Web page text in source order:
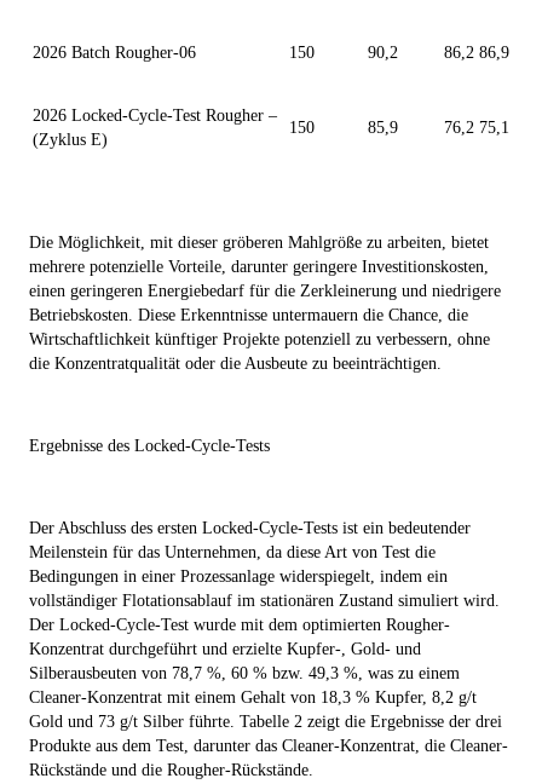
2026 Batch Rougher-06 150 90,2 86,2 86,9
2026 Locked-Cycle-Test Rougher –
(Zyklus E)
150 85,9 76,2 75,1
Die Möglichkeit, mit dieser gröberen Mahlgröße zu arbeiten, bietet
mehrere potenzielle Vorteile, darunter geringere Investitionskosten,
einen geringeren Energiebedarf für die Zerkleinerung und niedrigere
Betriebskosten. Diese Erkenntnisse untermauern die Chance, die
Wirtschaftlichkeit künftiger Projekte potenziell zu verbessern, ohne
die Konzentratqualität oder die Ausbeute zu beeinträchtigen.
Ergebnisse des Locked-Cycle-Tests
Der Abschluss des ersten Locked-Cycle-Tests ist ein bedeutender
Meilenstein für das Unternehmen, da diese Art von Test die
Bedingungen in einer Prozessanlage widerspiegelt, indem ein
vollständiger Flotationsablauf im stationären Zustand simuliert wird.
Der Locked-Cycle-Test wurde mit dem optimierten Rougher-
Konzentrat durchgeführt und erzielte Kupfer-, Gold- und
Silberausbeuten von 78,7 %, 60 % bzw. 49,3 %, was zu einem
Cleaner-Konzentrat mit einem Gehalt von 18,3 % Kupfer, 8,2 g/t
Gold und 73 g/t Silber führte. Tabelle 2 zeigt die Ergebnisse der drei
Produkte aus dem Test, darunter das Cleaner-Konzentrat, die Cleaner-
Rückstände und die Rougher-Rückstände.